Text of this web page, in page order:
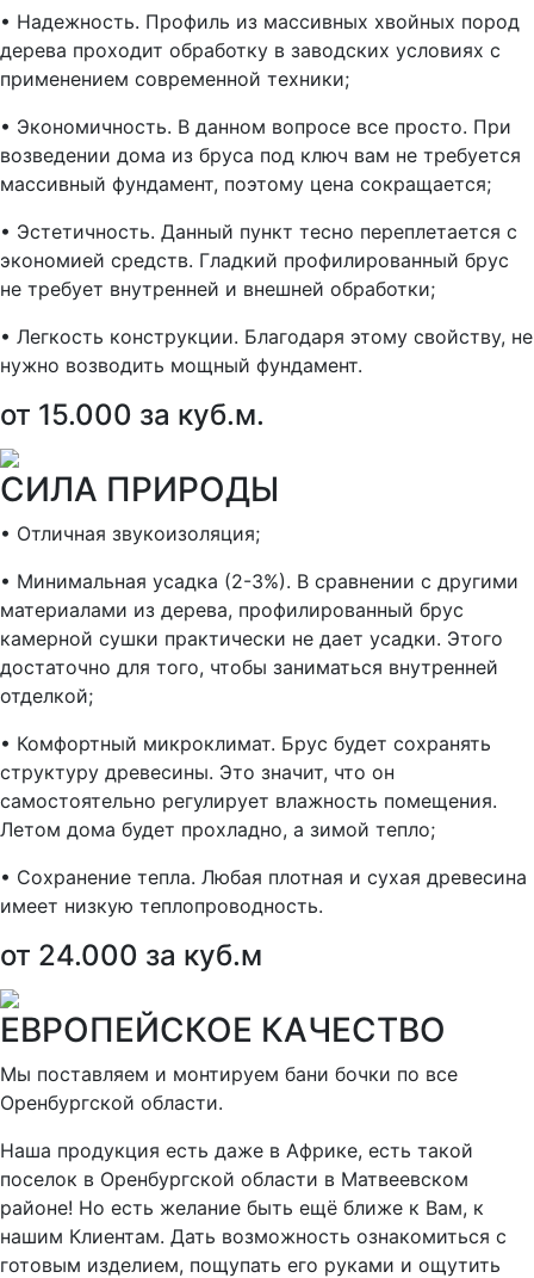
• Надежность. Профиль из массивных хвойных пород
дерева проходит обработку в заводских условиях с
применением современной техники;
• Экономичность. В данном вопросе все просто. При
возведении дома из бруса под ключ вам не требуется
массивный фундамент, поэтому цена сокращается;
• Эстетичность. Данный пункт тесно переплетается с
экономией средств. Гладкий профилированный брус
не требует внутренней и внешней обработки;
• Легкость конструкции. Благодаря этому свойству, не
нужно возводить мощный фундамент.
от 15.000 за куб.м.
СИЛА ПРИРОДЫ
• Отличная звукоизоляция;
• Минимальная усадка (2-3%). В сравнении с другими
материалами из дерева, профилированный брус
камерной сушки практически не дает усадки. Этого
достаточно для того, чтобы заниматься внутренней
отделкой;
• Комфортный микроклимат. Брус будет сохранять
структуру древесины. Это значит, что он
самостоятельно регулирует влажность помещения.
Летом дома будет прохладно, а зимой тепло;
• Сохранение тепла. Любая плотная и сухая древесина
имеет низкую теплопроводность.
от 24.000 за куб.м
ЕВРОПЕЙСКОЕ КАЧЕСТВО
Мы поставляем и монтируем бани бочки по все
Оренбургской области.
Наша продукция есть даже в Африке, есть такой
поселок в Оренбургской области в Матвеевском
районе! Но есть желание быть ещё ближе к Вам, к
нашим Клиентам. Дать возможность ознакомиться с
готовым изделием, пощупать его руками и ощутить